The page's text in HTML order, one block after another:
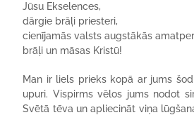
Jūsu Ekselences,
dārgie brāļi priesteri,
cienījamās valsts augstākās
brāļi un māsas Kristū!
Man ir liels prieks kopā ar jums
upuri. Vispirms vēlos jums nodot
Svētā tēva un apliecināt viņa